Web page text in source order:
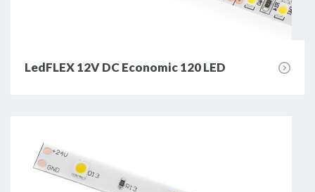
LedFLEX 12V DC Economic 120 LED